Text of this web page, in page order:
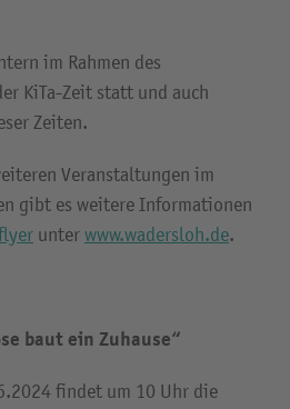
im Rahmen des
KiTa-Zeit statt und auch
Zeiten.
Veranstaltungen im
gibt es weitere Informationen
unter www.wadersloh.de.
baut ein Zuhause“
findet um 10 Uhr die